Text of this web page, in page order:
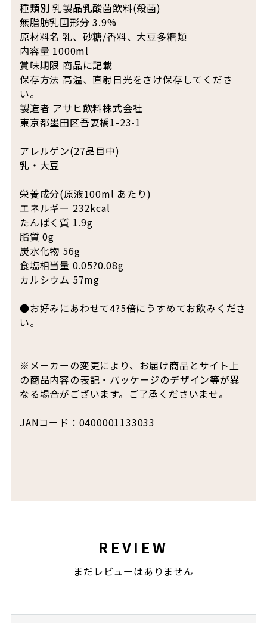
種類別 乳製品乳酸菌飲料(殺菌)
無脂肪乳固形分 3.9%
原材料名 乳、砂糖/香料、大豆多糖類
内容量 1000ml
賞味期限 商品に記載
保存方法 高温、直射日光をさけ保存してくださ
い。
製造者 アサヒ飲料株式会社
東京都墨田区吾妻橋1-23-1
アレルゲン(27品目中)
乳・大豆
栄養成分(原液100ml あたり)
エネルギー 232kcal
たんぱく質 1.9g
脂質 0g
炭水化物 56g
食塩相当量 0.05?0.08g
カルシウム 57mg
●お好みにあわせて4?5倍にうすめてお飲みくださ
い。
※メーカーの変更により、お届け商品とサイト上
の商品内容の表記・パッケージのデザイン等が異
なる場合がございます。ご了承くださいませ。
JANコード：0400001133033
REVIEW
まだレビューはありません